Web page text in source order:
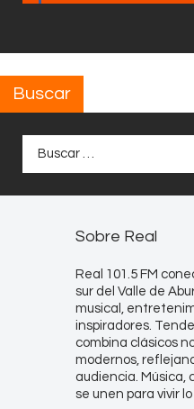
Buscar
Sobre Real
Real 101.5 FM
sur del Valle de
musical,
inspiradores.
combina clásicos
modernos,
audiencia. Música,
se unen para vivir